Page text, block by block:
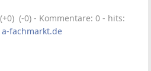
(-0)- Kommentare: 0 - hits:
fachmarkt.de